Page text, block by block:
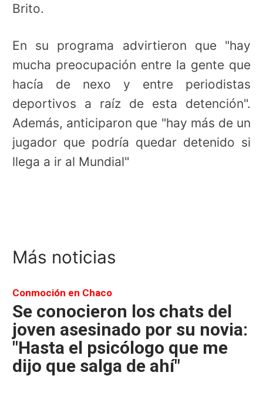
Brito.
En su programa advirtieron que "hay
mucha preocupación entre la gente que
hacía de nexo y entre periodistas
deportivos a raíz de esta detención".
Además, anticiparon que "hay más de un
jugador que podría quedar detenido si
llega a ir al Mundial"
Más noticias
Conmoción en Chaco
Se conocieron los chats del
joven asesinado por su novia:
"Hasta el psicólogo que me
dijo que salga de ahí"